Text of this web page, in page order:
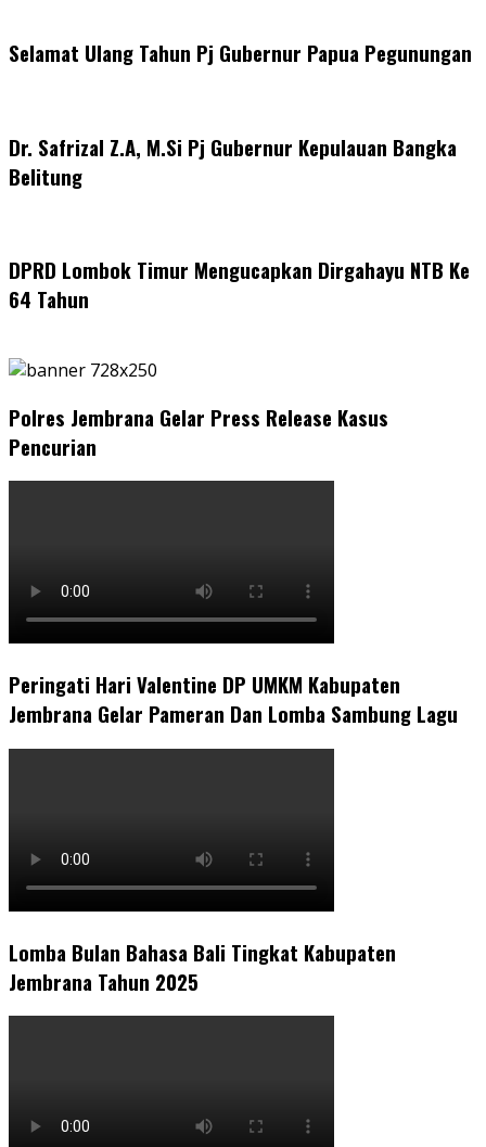
Selamat Ulang Tahun Pj Gubernur Papua Pegunungan
Dr. Safrizal Z.A, M.Si Pj Gubernur Kepulauan Bangka
Belitung
DPRD Lombok Timur Mengucapkan Dirgahayu NTB Ke
64 Tahun
Polres Jembrana Gelar Press Release Kasus
Pencurian
Peringati Hari Valentine DP UMKM Kabupaten
Jembrana Gelar Pameran Dan Lomba Sambung Lagu
Lomba Bulan Bahasa Bali Tingkat Kabupaten
Jembrana Tahun 2025